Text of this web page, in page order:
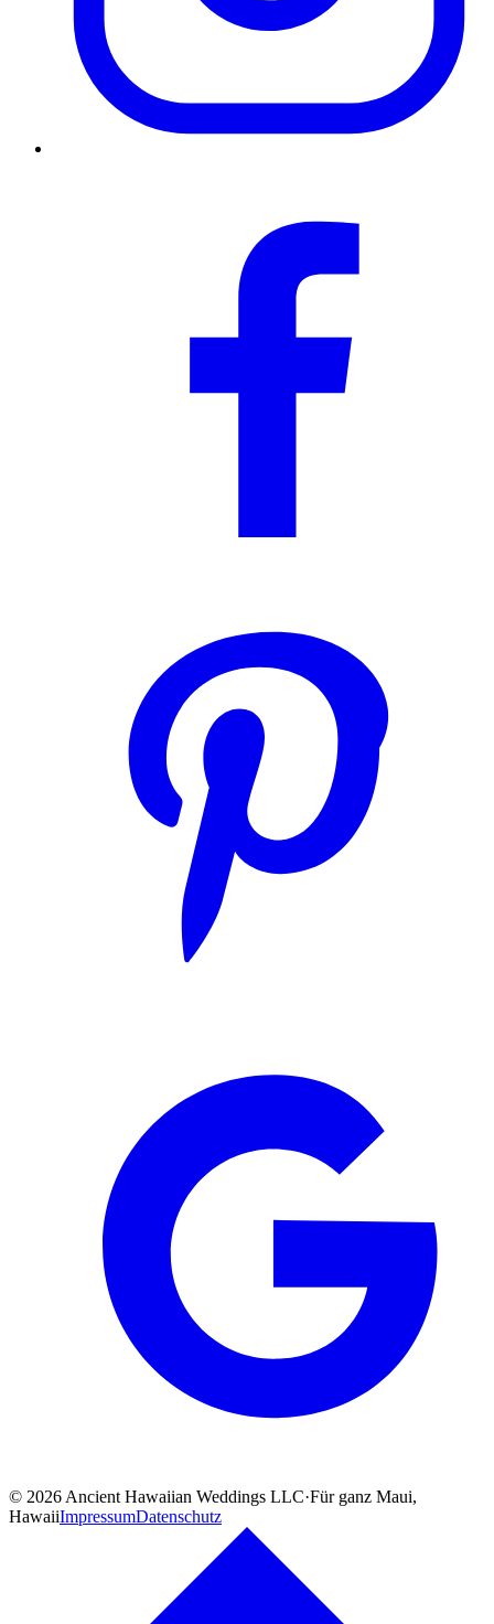
© 2026 Ancient Hawaiian Weddings LLC·Für ganz Maui,
HawaiiImpressumDatenschutz